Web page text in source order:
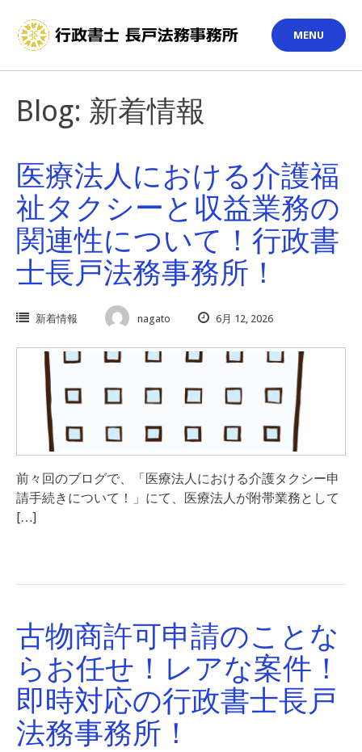
content
MENU
Blog: 新着情報
医療法人における介護福
祉タクシーと収益業務の
関連性について！行政書
士長戸法務事務所！
新着情報 nagato 6月 12, 2026
前々回のブログで、「医療法人における介護タクシー申
請手続きについて！」にて、医療法人が附帯業務として
[…]
古物商許可申請のことな
らお任せ！レアな案件！
即時対応の行政書士長戸
法務事務所！